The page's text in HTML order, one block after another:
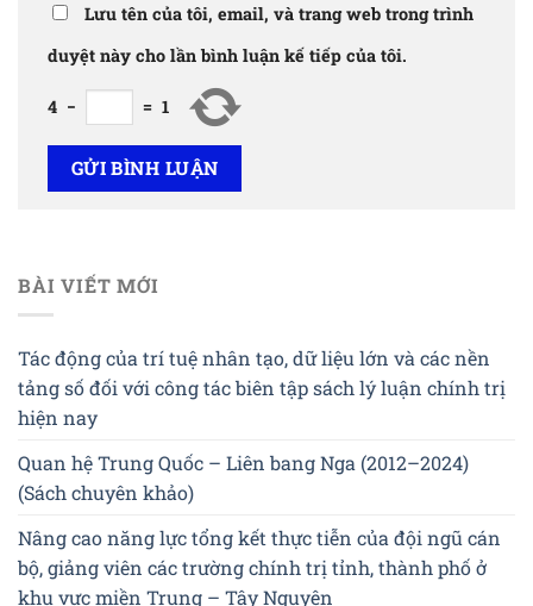
Lưu tên của tôi, email, và trang web trong trình
duyệt này cho lần bình luận kế tiếp của tôi.
4 − = 1
BÀI VIẾT MỚI
Tác động của trí tuệ nhân tạo, dữ liệu lớn và các nền
tảng số đối với công tác biên tập sách lý luận chính trị
hiện nay
Quan hệ Trung Quốc – Liên bang Nga (2012–2024)
(Sách chuyên khảo)
Nâng cao năng lực tổng kết thực tiễn của đội ngũ cán
bộ, giảng viên các trường chính trị tỉnh, thành phố ở
khu vực miền Trung – Tây Nguyên